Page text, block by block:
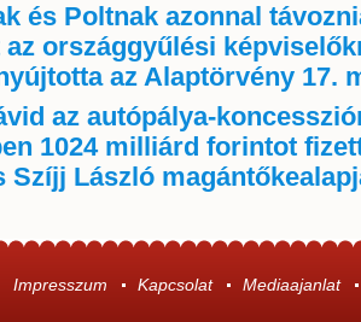
és Poltnak azonnal
országgyűlési
az Alaptörvény 17.
az autópálya-
1024 milliárd forintot
Szíjj László
Impresszum Kapcsolat Mediaajanlat